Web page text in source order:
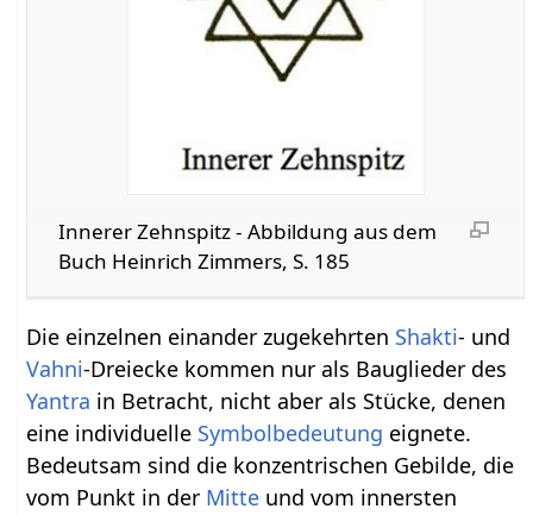
Innerer Zehnspitz - Abbildung aus dem
Buch Heinrich Zimmers, S. 185
Die einzelnen einander zugekehrten Shakti- und
Vahni-Dreiecke kommen nur als Bauglieder des
Yantra in Betracht, nicht aber als Stücke, denen
eine individuelle Symbolbedeutung eignete.
Bedeutsam sind die konzentrischen Gebilde, die
vom Punkt in der Mitte und vom innersten